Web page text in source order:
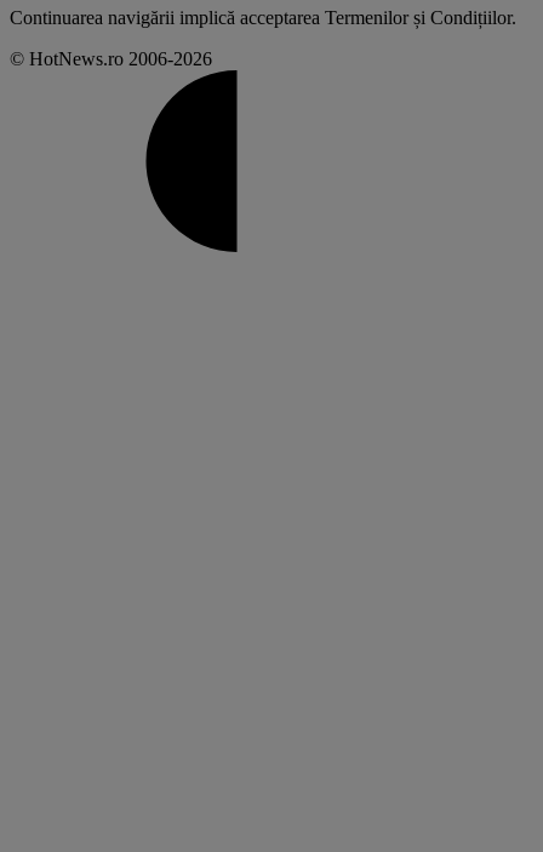
Continuarea navigării implică acceptarea Termenilor și Condițiilor.
© HotNews.ro 2006-2026